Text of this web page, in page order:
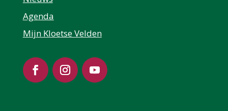
Agenda
Mijn Kloetse Velden